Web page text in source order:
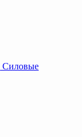
Силовые